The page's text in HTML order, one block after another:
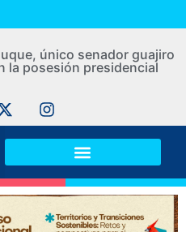
único senador guajiro
la posesión presidencial